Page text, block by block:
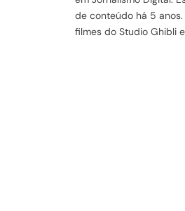
de conteúdo há 5
filmes do Studio Ghibli